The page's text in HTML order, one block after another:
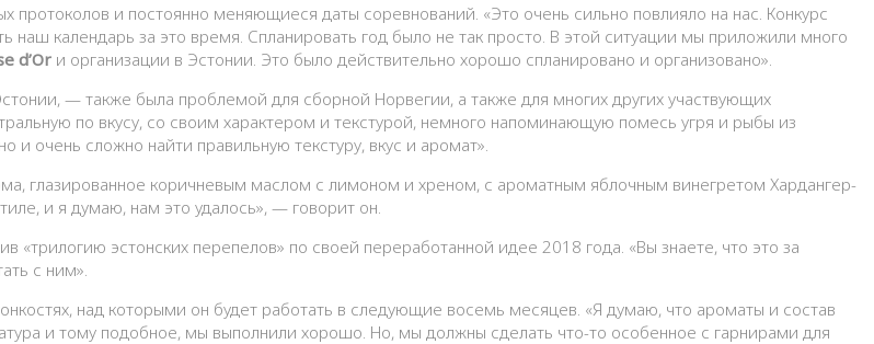
протоколов и постоянно меняющиеся даты соревнований. «Это очень сильно повлияло на нас. Конкурс
наш календарь за это время. Спланировать год было не так просто. В этой ситуации мы приложили много
d’Or и организации в Эстонии. Это было действительно хорошо спланировано и организовано».
— также была проблемой для сборной Норвегии, а также для многих других участвующих
по вкусу, со своим характером и текстурой, немного напоминающую помесь угря и рыбы из
и очень сложно найти правильную текстуру, вкус и аромат».
глазированное коричневым маслом с лимоном и хреном, с ароматным яблочным винегретом Хардангер-
и я думаю, нам это удалось», — говорит он.
«трилогию эстонских перепелов» по своей переработанной идее 2018 года. «Вы знаете, что это за
с ним».
над которыми он будет работать в следующие восемь месяцев. «Я думаю, что ароматы и состав
и тому подобное, мы выполнили хорошо. Но, мы должны сделать что-то особенное с гарнирами для